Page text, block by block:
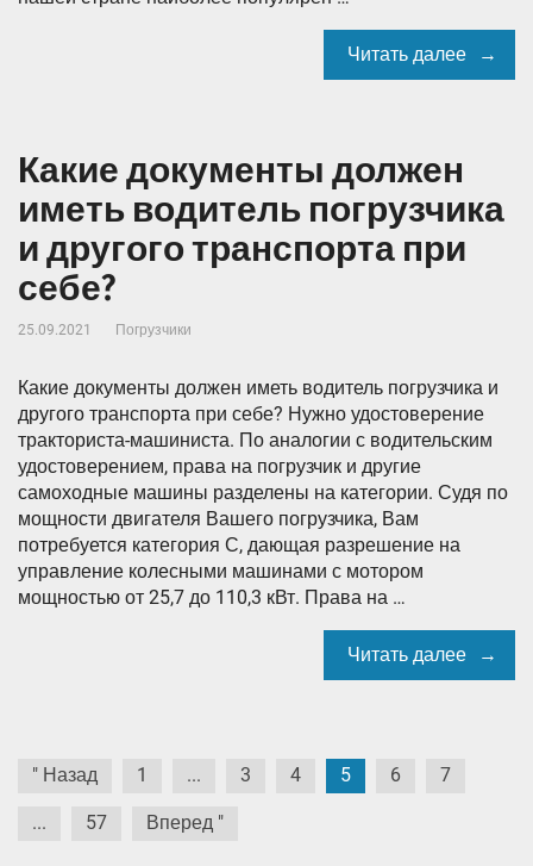
Читать далее
Какие документы должен
иметь водитель погрузчика
и другого транспорта при
себе?
25.09.2021 Погрузчики
Какие документы должен иметь водитель погрузчика и
другого транспорта при себе? Нужно удостоверение
тракториста-машиниста. По аналогии с водительским
удостоверением, права на погрузчик и другие
самоходные машины разделены на категории. Судя по
мощности двигателя Вашего погрузчика, Вам
потребуется категория С, дающая разрешение на
управление колесными машинами с мотором
мощностью от 25,7 до 110,3 кВт. Права на …
Читать далее
Навигация
" Назад 1 ... 3 4 5 6 7
... 57 Вперед "